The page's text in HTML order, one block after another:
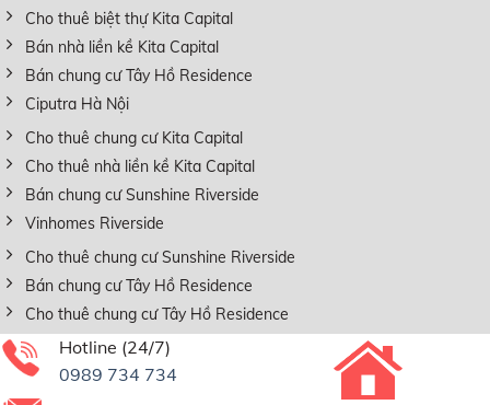
Cho thuê biệt thự Kita Capital
Bán nhà liền kề Kita Capital
Bán chung cư Tây Hồ Residence
Ciputra Hà Nội
Cho thuê chung cư Kita Capital
Cho thuê nhà liền kề Kita Capital
Bán chung cư Sunshine Riverside
Vinhomes Riverside
Cho thuê chung cư Sunshine Riverside
Bán chung cư Tây Hồ Residence
Cho thuê chung cư Tây Hồ Residence
Hotline (24/7)
0989 734 734